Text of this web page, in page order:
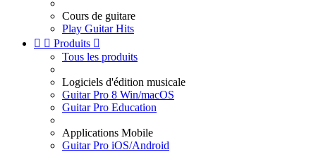
Cours de guitare
Play Guitar Hits
  Produits 
Tous les produits
Logiciels d'édition musicale
Guitar Pro 8 Win/macOS
Guitar Pro Education
Applications Mobile
Guitar Pro iOS/Android